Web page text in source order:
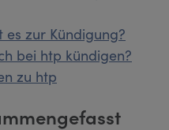
zur Kündigung?
bei htp kündigen?
zu htp